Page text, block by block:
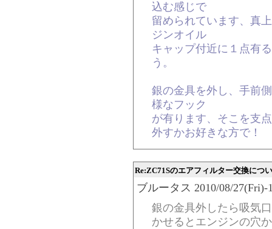
込む感じで
留められています、真
ジンオイル
キャップ付近に１点有
う。
銀の金具を外し、手前
様なフック
が有ります、そこを支
外すかお好きな方で！
Re:ZC71Sのエアフィルター交換につ
ブルータス 2010/08/27(Fri)-
銀の金具外したら吸気
かせるとエンジンの穴